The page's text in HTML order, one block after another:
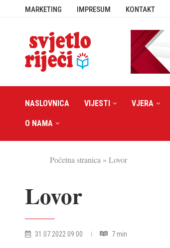
MARKETING IMPRESUM KONTAKT
NASLOVNICA VIJESTI VJERA
O NAMA
Početna stranica » Lovor
Lovor
31.07.2022 09:00 7 min